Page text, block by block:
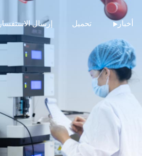
أخبار تحميل إرسال الاستفسار